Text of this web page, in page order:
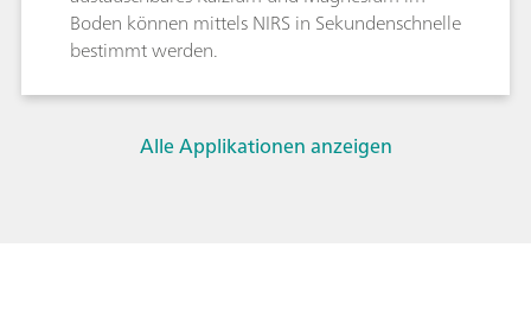
Boden können mittels NIRS in Sekundenschnelle
bestimmt werden.
Alle Applikationen anzeigen